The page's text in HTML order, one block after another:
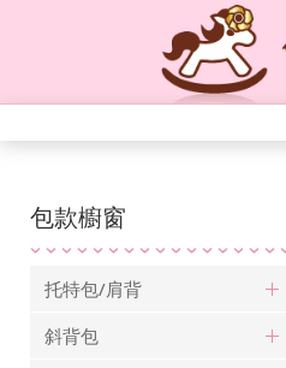
包款櫥窗
托特包/肩背
斜背包